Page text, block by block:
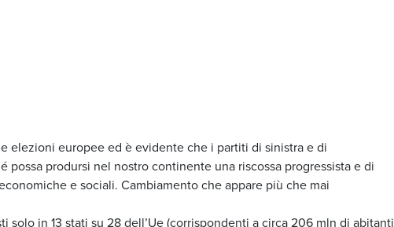
elezioni europee ed è evidente che i partiti di sinistra e di
prodursi nel nostro continente una riscossa progressista e di
e sociali. Cambiamento che appare più che mai
solo in 13 stati su 28 dell’Ue (corrispondenti a circa 206 mln di abitanti